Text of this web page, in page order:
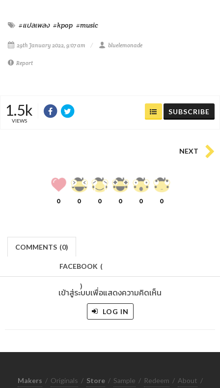
#แปลเพลง #kpop #music
29th January 2022, 9:07 am bluelemonade
Report
1.5k
VIEWS
SUBSCRIBE
NEXT
0 0 0 0 0 0
COMMENTS (0)
FACEBOOK (
)
เข้าสู่ระบบเพื่อแสดงความคิดเห็น
LOG IN
Makers / Originals / Store / Sample / Redeem / About /